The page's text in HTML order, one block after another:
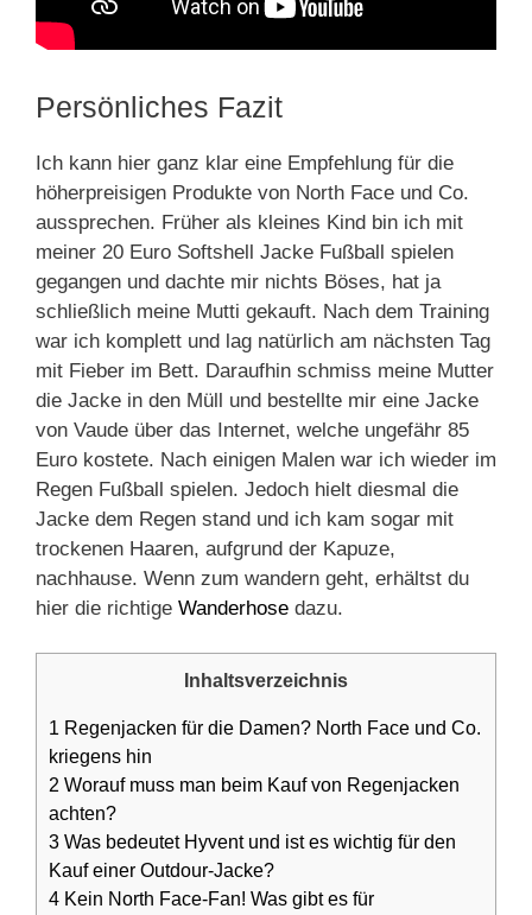
Persönliches Fazit
Ich kann hier ganz klar eine Empfehlung für die
höherpreisigen Produkte von North Face und Co.
aussprechen. Früher als kleines Kind bin ich mit
meiner 20 Euro Softshell Jacke Fußball spielen
gegangen und dachte mir nichts Böses, hat ja
schließlich meine Mutti gekauft. Nach dem Training
war ich komplett und lag natürlich am nächsten Tag
mit Fieber im Bett. Daraufhin schmiss meine Mutter
die Jacke in den Müll und bestellte mir eine Jacke
von Vaude über das Internet, welche ungefähr 85
Euro kostete. Nach einigen Malen war ich wieder im
Regen Fußball spielen. Jedoch hielt diesmal die
Jacke dem Regen stand und ich kam sogar mit
trockenen Haaren, aufgrund der Kapuze,
nachhause. Wenn zum wandern geht, erhältst du
hier die richtige Wanderhose dazu.
Inhaltsverzeichnis
1 Regenjacken für die Damen? North Face und Co.
kriegens hin
2 Worauf muss man beim Kauf von Regenjacken
achten?
3 Was bedeutet Hyvent und ist es wichtig für den
Kauf einer Outdour-Jacke?
4 Kein North Face-Fan! Was gibt es für